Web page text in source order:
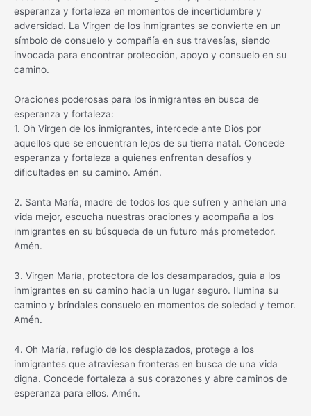
esperanza y fortaleza en momentos de incertidumbre y
adversidad. La Virgen de los inmigrantes se convierte en un
símbolo de consuelo y compañía en sus travesías, siendo
invocada para encontrar protección, apoyo y consuelo en su
camino.
Oraciones poderosas para los inmigrantes en busca de
esperanza y fortaleza:
1. Oh Virgen de los inmigrantes, intercede ante Dios por
aquellos que se encuentran lejos de su tierra natal. Concede
esperanza y fortaleza a quienes enfrentan desafíos y
dificultades en su camino. Amén.
2. Santa María, madre de todos los que sufren y anhelan una
vida mejor, escucha nuestras oraciones y acompaña a los
inmigrantes en su búsqueda de un futuro más prometedor.
Amén.
3. Virgen María, protectora de los desamparados, guía a los
inmigrantes en su camino hacia un lugar seguro. Ilumina su
camino y bríndales consuelo en momentos de soledad y temor.
Amén.
4. Oh María, refugio de los desplazados, protege a los
inmigrantes que atraviesan fronteras en busca de una vida
digna. Concede fortaleza a sus corazones y abre caminos de
esperanza para ellos. Amén.